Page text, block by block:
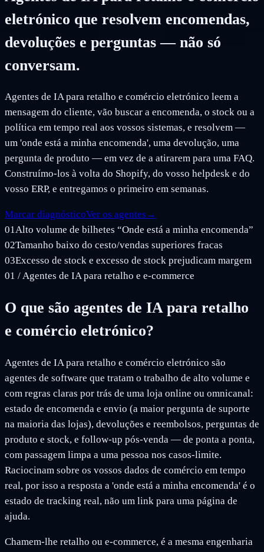
eletrónico que resolvem encomendas,
devoluções e perguntas — não só
conversam.
Agentes de IA para retalho e comércio eletrónico leem a
mensagem do cliente, vão buscar a encomenda, o stock ou a
política em tempo real aos vossos sistemas, e resolvem —
um 'onde está a minha encomenda', uma devolução, uma
pergunta de produto — em vez de a atirarem para uma FAQ.
Construímo-los à volta do Shopify, do vosso helpdesk e do
vosso ERP, e entregamos o primeiro em semanas.
Marcar diagnósticoVer os agentes →
01Alto volume de bilhetes “Onde está a minha encomenda”
02Tamanho baixo do cesto/vendas superiores fracas
03Excesso de stock e excesso de stock prejudicam margem
01 /Agentes de IA para retalho e e-commerce
O que são agentes de IA para retalho
e comércio eletrónico?
Agentes de IA para retalho e comércio eletrónico são
agentes de software que tratam o trabalho de alto volume e
com regras claras por trás de uma loja online ou omnicanal:
estado de encomenda e envio (a maior pergunta de suporte
na maioria das lojas), devoluções e reembolsos, perguntas de
produto e stock, e follow-up pós-venda — de ponta a ponta,
com passagem limpa a uma pessoa nos casos-limite.
Raciocinam sobre os vossos dados de comércio em tempo
real, por isso a resposta a 'onde está a minha encomenda' é o
estado de tracking real, não um link para uma página de
ajuda.
Chamem-lhe retalho ou e-commerce, é a mesma engenharia